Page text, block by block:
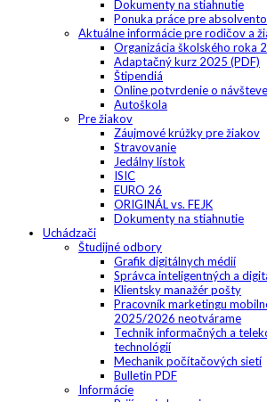
Dokumenty na stiahnutie
Ponuka práce pre
Aktuálne informácie pre rodičov a
Organizácia školského roka
Adaptačný kurz 2025 (PDF)
Štipendiá
Online potvrdenie o
Autoškola
Pre žiakov
Záujmové krúžky pre žiakov
Stravovanie
Jedálny lístok
ISIC
EURO 26
ORIGINÁL vs. FEJK
Dokumenty na stiahnutie
Uchádzači
Študijné odbory
Grafik digitálnych médií
Správca inteligentných a
Klientsky manažér pošty
Pracovník marketingu
2025/2026 neotvárame
Technik informačných a
technológií
Mechanik počítačových sietí
Bulletin PDF
Informácie